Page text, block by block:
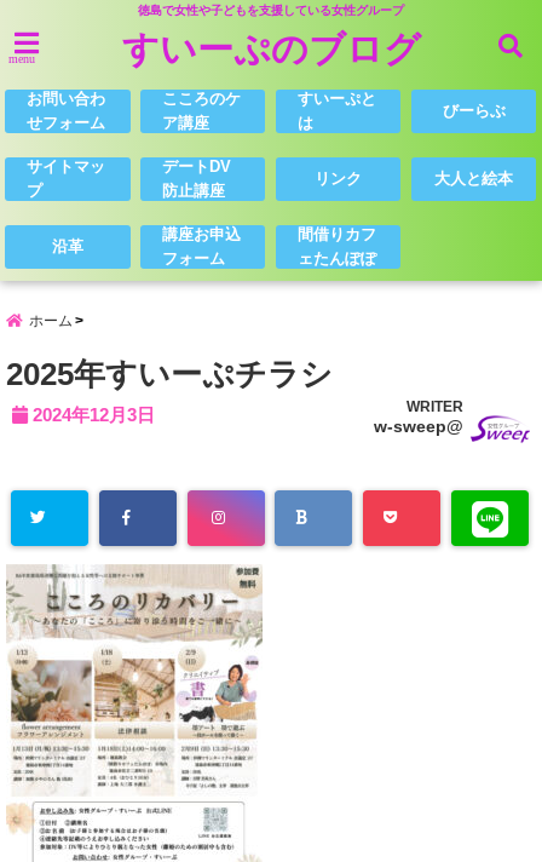
徳島で女性や子どもを支援している女性グループ
menu すいーぷのブログ
お問い合わ
せフォーム
こころのケ
ア講座
すいーぷと
は
びーらぶ
サイトマッ
プ
デートDV
防止講座
リンク 大人と絵本
沿革
講座お申込
フォーム
間借りカフ
ェたんぽぽ
ホーム
2025年すいーぷチラシ
2024年12月3日 WRITER
w-sweep@